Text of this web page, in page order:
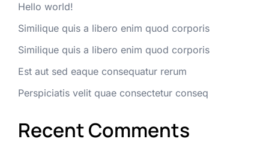
Hello world!
Similique quis a libero enim quod corporis
Similique quis a libero enim quod corporis
Est aut sed eaque consequatur rerum
Perspiciatis velit quae consectetur conseq
Recent Comments